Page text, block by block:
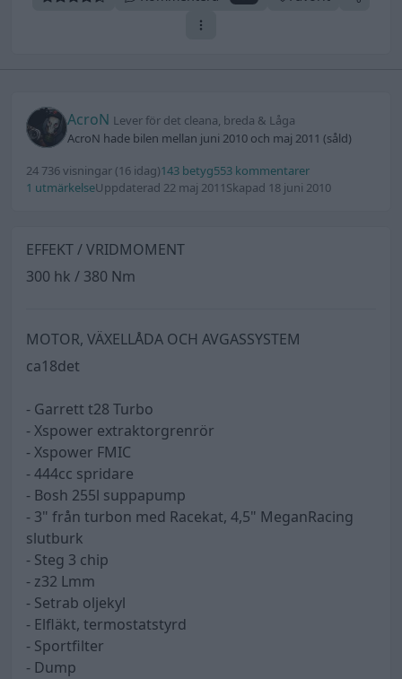
AcroN Lever för det cleana, breda & Låga
AcroN hade bilen mellan juni 2010 och maj 2011 (såld)
24 736 visningar (16 idag)143 betyg553 kommentarer
1 utmärkelseUppdaterad 22 maj 2011Skapad 18 juni 2010
EFFEKT / VRIDMOMENT
300 hk / 380 Nm
MOTOR, VÄXELLÅDA OCH AVGASSYSTEM
ca18det
- Garrett t28 Turbo
- Xspower extraktorgrenrör
- Xspower FMIC
- 444cc spridare
- Bosh 255l suppapump
- 3" från turbon med Racekat, 4,5" MeganRacing
slutburk
- Steg 3 chip
- z32 Lmm
- Setrab oljekyl
- Elfläkt, termostatstyrd
- Sportfilter
- Dump